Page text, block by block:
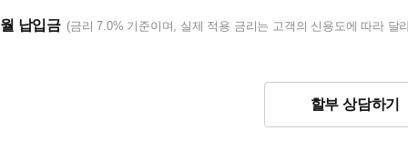
월 납입금 (금리 7.0% 기준이며, 실제 적용 금리는 고객의 신용도에 따라 달
할부 상담하기